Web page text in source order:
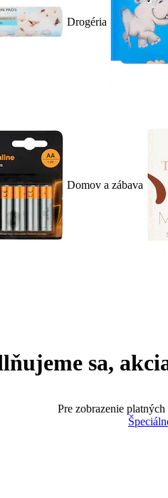
Drogéria
Domov a zábava
sa,
Pre zobrazenie